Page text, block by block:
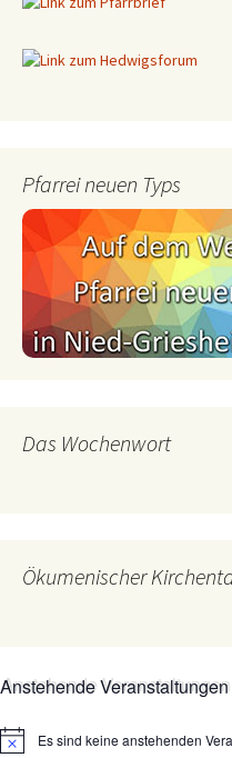
Pfarrei neuen Typs
Das Wochenwort
Ökumenischer
Anstehende Veranstaltungen
HinweisEs sind keine anstehenden